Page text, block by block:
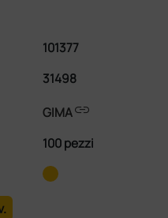
101377
31498
GIMAlink
100 pezzi